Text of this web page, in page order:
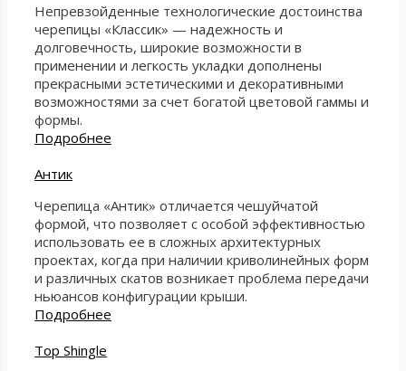
Непревзойденные технологические достоинства
черепицы «Классик» — надежность и
долговечность, широкие возможности в
применении и легкость укладки дополнены
прекрасными эстетическими и декоративными
возможностями за счет богатой цветовой гаммы и
формы.
Подробнее
Антик
Черепица «Антик» отличается чешуйчатой
формой, что позволяет с особой эффективностью
использовать ее в сложных архитектурных
проектах, когда при наличии криволинейных форм
и различных скатов возникает проблема передачи
ньюансов конфигурации крыши.
Подробнее
Top Shingle